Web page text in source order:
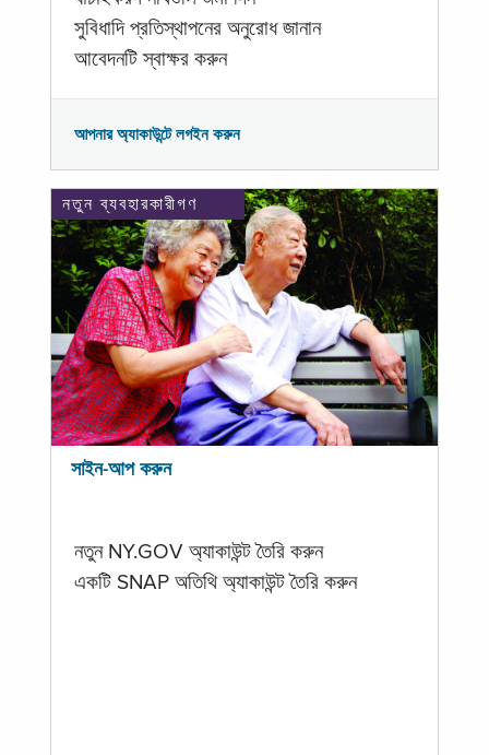
সুবিধাদি প্রতিস্থাপনের অনুরোধ জানান
আবেদনটি স্বাক্ষর করুন
আপনার অ্যাকাউন্টে লগইন করুন
নতুন ব্যবহারকারীগণ
সাইন-আপ করুন
নতুন NY.GOV অ্যাকাউন্ট তৈরি করুন
একটি SNAP অতিথি অ্যাকাউন্ট তৈরি করুন